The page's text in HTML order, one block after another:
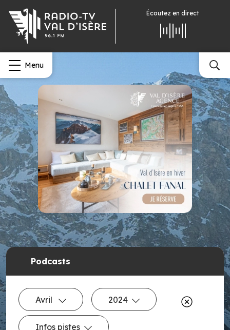
Écoutez en direct
Menu
Podcasts
Avril 2024
Infos pistes